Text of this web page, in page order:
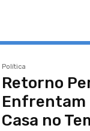
Política
Retorno
Enfrentam
Casa no